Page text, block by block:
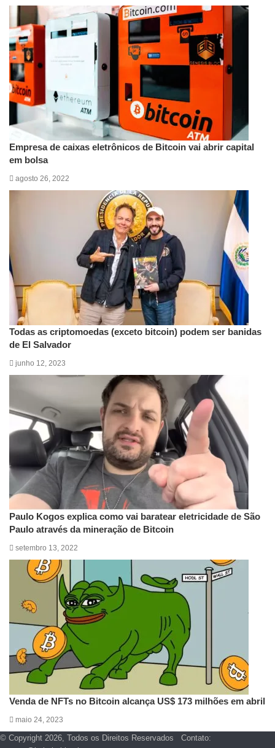
Empresa de caixas eletrônicos de Bitcoin vai abrir capital
em bolsa
agosto 26, 2022
Todas as criptomoedas (exceto bitcoin) podem ser banidas
de El Salvador
junho 12, 2023
Paulo Kogos explica como vai baratear eletricidade de São
Paulo através da mineração de Bitcoin
setembro 13, 2022
Venda de NFTs no Bitcoin alcança US$ 173 milhões em abril
maio 24, 2023
© Copyright 2026, Todos os Direitos Reservados Contato: